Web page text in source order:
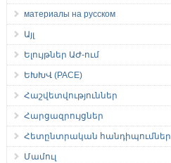
материалы на русском
Այլ
Ելույթներ ԱԺ-ում
ԵԽԽՎ (PACE)
Հաշվետվություններ
Հարցազրույցներ
Հետընտրական հանդիպումներ
Մամուլ